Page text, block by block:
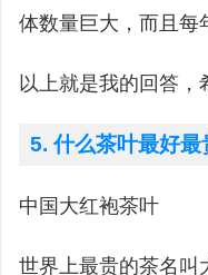
体数量巨大，而且每
以上就是我的回答
5. 什么茶叶最好最
中国大红袍茶叶
世界上最贵的茶名叫